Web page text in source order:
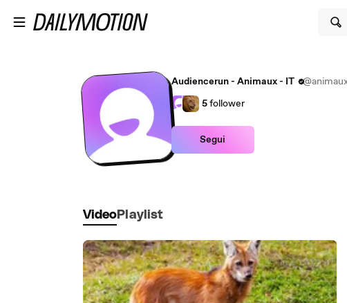
Audiencerun - Animaux - IT
5follower
Segui
Video Playlist